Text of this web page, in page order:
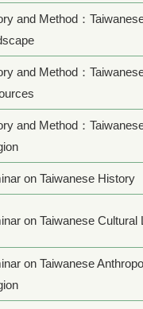
and Method：
and Method：
and Method：
on Taiwanese History
on Taiwanese Cultural
on Taiwanese